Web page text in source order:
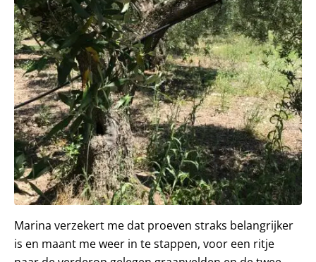
Marina verzekert me dat proeven straks belangrijker
is en maant me weer in te stappen, voor een ritje